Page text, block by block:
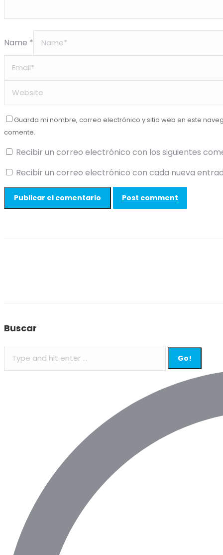
Name *
Guarda mi nombre, correo electrónico y sitio web en este
comente.
Recibir un correo electrónico con los siguientes
Recibir un correo electrónico con cada nueva
Post comment
Buscar